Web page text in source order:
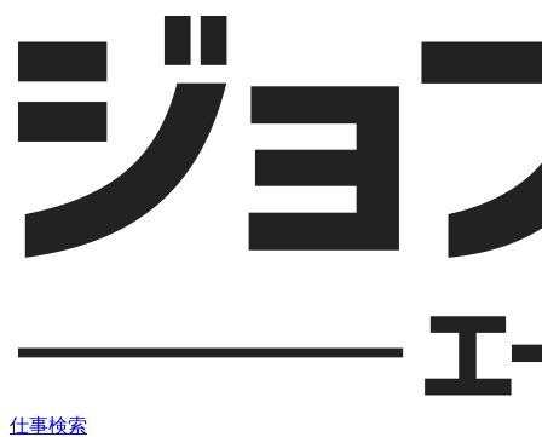
仕事検索